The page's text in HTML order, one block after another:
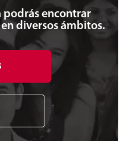
podrás encontrar
diversos ámbitos.